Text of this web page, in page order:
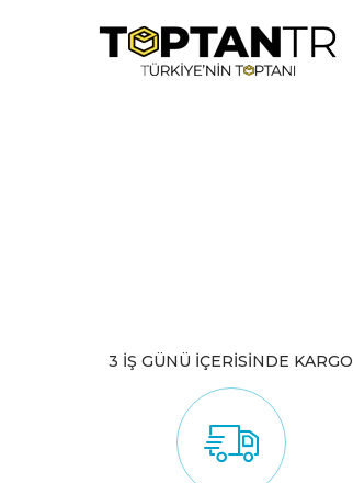
3 İŞ GÜNÜ İÇERİSİNDE KARGO